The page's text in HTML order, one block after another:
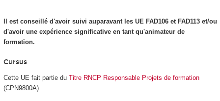
Il est conseillé d'avoir suivi auparavant les UE FAD106 et FAD113 et/ou
d'avoir une expérience significative en tant qu'animateur de
formation.
Cursus
Cette UE fait partie du Titre RNCP Responsable Projets de formation
(CPN9800A)